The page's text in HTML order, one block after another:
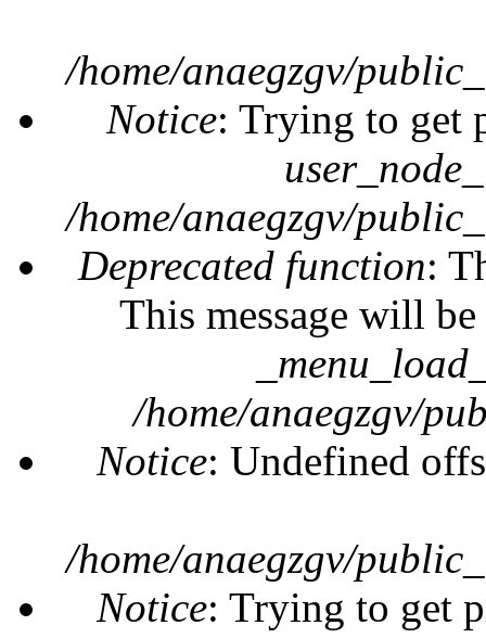
/home/anaegzgv/
Notice: Trying to get
/home/anaegzgv/
Deprecated function:
This message will
/home/anaegzgv/
Notice: Undefined
/home/anaegzgv/
Notice: Trying to get